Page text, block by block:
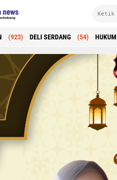
(923) DELI SERDANG (54) HUKUM